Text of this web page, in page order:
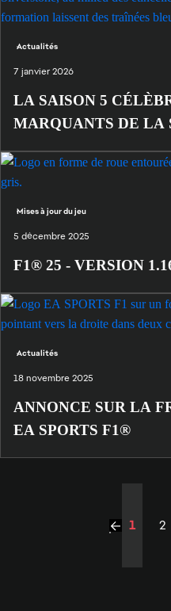
Actualités
7 janvier 2026
LA SAISON 5
MARQUANTS DE LA
Mises à jour du jeu
5 décembre 2025
F1® 25 - VERSION
Actualités
18 novembre 2025
ANNONCE SUR LA
EA SPORTS F1®
1 2